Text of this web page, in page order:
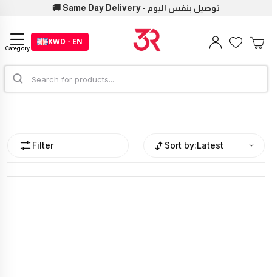
🚚 Same Day Delivery - توصيل بنفس اليوم
Category
KWD - EN
Filter Sort by:Latest